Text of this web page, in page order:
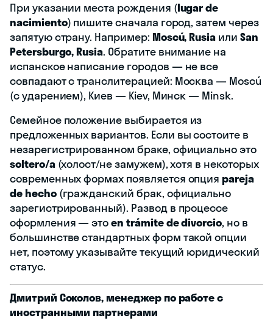
При указании места рождения (lugar de
nacimiento) пишите сначала город, затем через
запятую страну. Например: Moscú, Rusia или San
Petersburgo, Rusia. Обратите внимание на
испанское написание городов — не все
совпадают с транслитерацией: Москва — Moscú
(с ударением), Киев — Kiev, Минск — Minsk.
Семейное положение выбирается из
предложенных вариантов. Если вы состоите в
незарегистрированном браке, официально это
soltero/a(холост/не замужем), хотя в некоторых
современных формах появляется опцияpareja
de hecho(гражданский брак, официально
зарегистрированный). Развод в процессе
оформления — этоen trámite de divorcio, но в
большинстве стандартных форм такой опции
нет, поэтому указывайте текущий юридический
статус.
Дмитрий Соколов, менеджер по работе с
иностранными партнерами